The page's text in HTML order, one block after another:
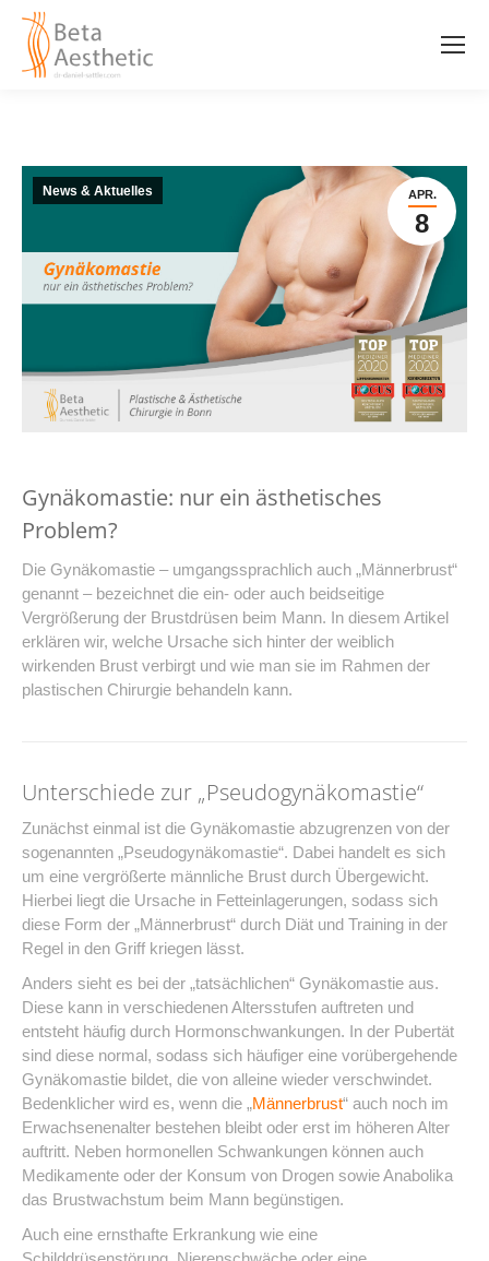
APR.
8
News & Aktuelles
Gynäkomastie: nur ein ästhetisches
Problem?
Die Gynäkomastie – umgangssprachlich auch „Männerbrust“
genannt – bezeichnet die ein- oder auch beidseitige
Vergrößerung der Brustdrüsen beim Mann. In diesem Artikel
erklären wir, welche Ursache sich hinter der weiblich
wirkenden Brust verbirgt und wie man sie im Rahmen der
plastischen Chirurgie behandeln kann.
Unterschiede zur „Pseudogynäkomastie“
Zunächst einmal ist die Gynäkomastie abzugrenzen von der
sogenannten „Pseudogynäkomastie“. Dabei handelt es sich
um eine vergrößerte männliche Brust durch Übergewicht.
Hierbei liegt die Ursache in Fetteinlagerungen, sodass sich
diese Form der „Männerbrust“ durch Diät und Training in der
Regel in den Griff kriegen lässt.
Anders sieht es bei der „tatsächlichen“ Gynäkomastie aus.
Diese kann in verschiedenen Altersstufen auftreten und
entsteht häufig durch Hormonschwankungen. In der Pubertät
sind diese normal, sodass sich häufiger eine vorübergehende
Gynäkomastie bildet, die von alleine wieder verschwindet.
Bedenklicher wird es, wenn die „Männerbrust“ auch noch im
Erwachsenenalter bestehen bleibt oder erst im höheren Alter
auftritt. Neben hormonellen Schwankungen können auch
Medikamente oder der Konsum von Drogen sowie Anabolika
das Brustwachstum beim Mann begünstigen.
Auch eine ernsthafte Erkrankung wie eine